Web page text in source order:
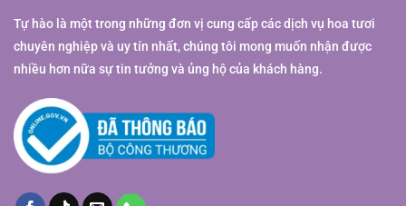
Tự hào là một trong những đơn vị cung cấp các dịch vụ hoa tươi
chuyên nghiệp và uy tín nhất, chúng tôi mong muốn nhận được
nhiều hơn nữa sự tin tưởng và ủng hộ của khách hàng.